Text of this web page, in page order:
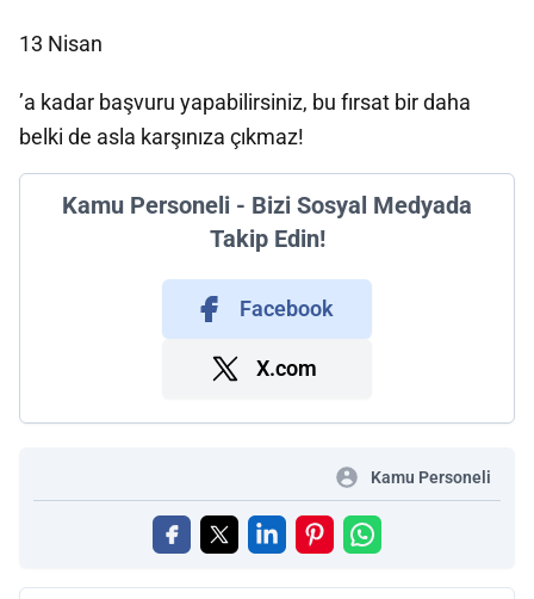
13 Nisan
’a kadar başvuru yapabilirsiniz, bu fırsat bir daha
belki de asla karşınıza çıkmaz!
Kamu Personeli - Bizi Sosyal Medyada
Takip Edin!
Facebook
X.com
Kamu Personeli